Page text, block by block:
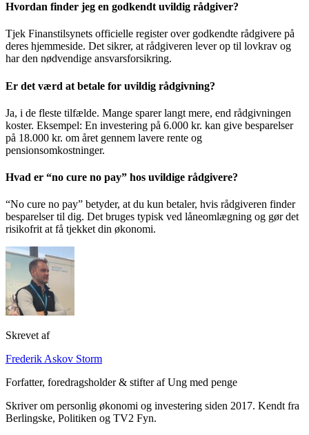
Hvordan finder jeg en godkendt uvildig rådgiver?
Tjek Finanstilsynets officielle register over godkendte rådgivere på
deres hjemmeside. Det sikrer, at rådgiveren lever op til lovkrav og
har den nødvendige ansvarsforsikring.
Er det værd at betale for uvildig rådgivning?
Ja, i de fleste tilfælde. Mange sparer langt mere, end rådgivningen
koster. Eksempel: En investering på 6.000 kr. kan give besparelser
på 18.000 kr. om året gennem lavere rente og
pensionsomkostninger.
Hvad er “no cure no pay” hos uvildige rådgivere?
“No cure no pay” betyder, at du kun betaler, hvis rådgiveren finder
besparelser til dig. Det bruges typisk ved låneomlægning og gør det
risikofrit at få tjekket din økonomi.
Skrevet af
Frederik Askov Storm
Forfatter, foredragsholder & stifter af Ung med penge
Skriver om personlig økonomi og investering siden 2017. Kendt fra
Berlingske, Politiken og TV2 Fyn.